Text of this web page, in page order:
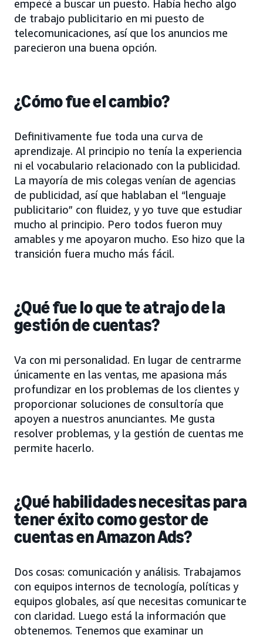
empecé a buscar un puesto. Había hecho algo
de trabajo publicitario en mi puesto de
telecomunicaciones, así que los anuncios me
parecieron una buena opción.
¿Cómo fue el cambio?
Definitivamente fue toda una curva de
aprendizaje. Al principio no tenía la experiencia
ni el vocabulario relacionado con la publicidad.
La mayoría de mis colegas venían de agencias
de publicidad, así que hablaban el “lenguaje
publicitario” con fluidez, y yo tuve que estudiar
mucho al principio. Pero todos fueron muy
amables y me apoyaron mucho. Eso hizo que la
transición fuera mucho más fácil.
¿Qué fue lo que te atrajo de la
gestión de cuentas?
Va con mi personalidad. En lugar de centrarme
únicamente en las ventas, me apasiona más
profundizar en los problemas de los clientes y
proporcionar soluciones de consultoría que
apoyen a nuestros anunciantes. Me gusta
resolver problemas, y la gestión de cuentas me
permite hacerlo.
¿Qué habilidades necesitas para
tener éxito como gestor de
cuentas en Amazon Ads?
Dos cosas: comunicación y análisis. Trabajamos
con equipos internos de tecnología, políticas y
equipos globales, así que necesitas comunicarte
con claridad. Luego está la información que
obtenemos. Tenemos que examinar un